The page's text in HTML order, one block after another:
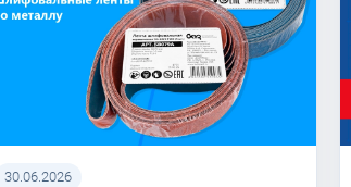
30.06.2026